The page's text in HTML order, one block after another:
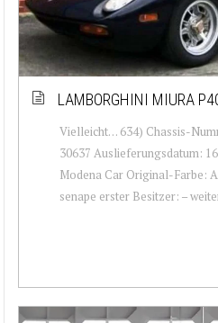
LAMBORGHINI MIURA
Vielleicht… 634) Chassis-
30637 Auslieferungsdatum:
Modena Car Original-Farbe:
senape erster Besitzer: –